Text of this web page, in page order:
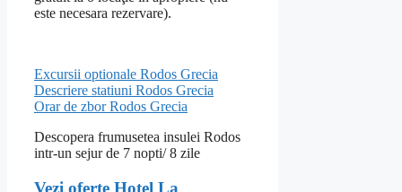
este necesara rezervare).
Excursii optionale Rodos Grecia
Descriere statiuni Rodos Grecia
Orar de zbor Rodos Grecia
Descopera frumusetea insulei Rodos
intr-un sejur de 7 nopti/ 8 zile
Vezi oferte Hotel La